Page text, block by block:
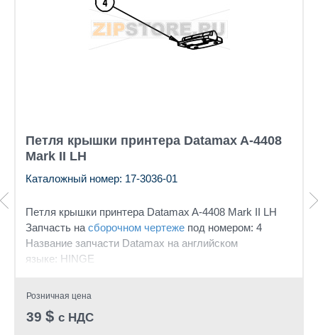
Петля крышки принтера Datamax A-4408
Mark II LH
Каталожный номер: 17-3036-01
Петля крышки принтера Datamax A-4408 Mark II LH
Запчасть на сборочном чертеже под номером: 4
Название запчасти Datamax на английском
языке: HINGE
Розничная цена
39 $ с НДС